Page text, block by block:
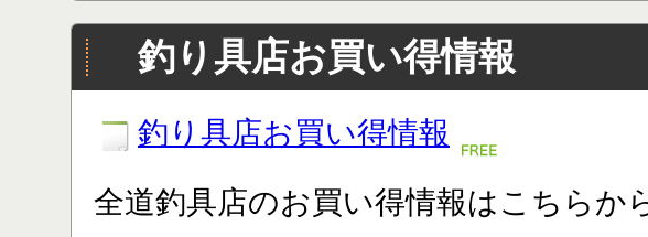
釣り具店お買い得情報
釣り具店お買い得情報
全道釣具店のお買い得情報はこちらか